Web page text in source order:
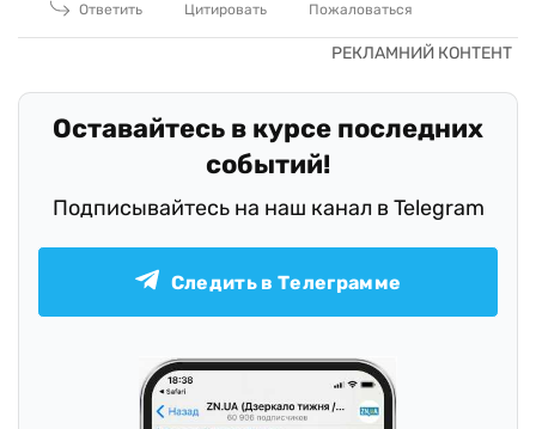
Ответить
Цитировать Пожаловаться
Оставайтесь в курсе последних
событий!
Подписывайтесь на наш канал в Telegram
Следить в Телеграмме